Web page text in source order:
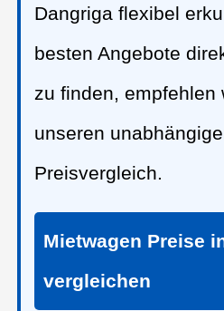
Dangriga flexibel
besten Angebote
zu finden, empfehlen
unseren
Preisvergleich.
Mietwagen Preise
vergleichen